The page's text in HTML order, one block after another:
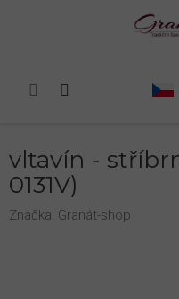
vltavín -
0131V)
Značka: Granát-shop